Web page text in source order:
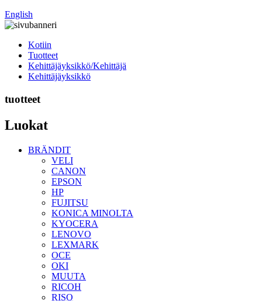
English
Kotiin
Tuotteet
Kehittäjäyksikkö/Kehittäjä
Kehittäjäyksikkö
tuotteet
Luokat
BRÄNDIT
VELI
CANON
EPSON
HP
FUJITSU
KONICA MINOLTA
KYOCERA
LENOVO
LEXMARK
OCE
OKI
MUUTA
RICOH
RISO